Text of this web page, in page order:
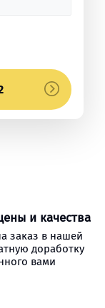
и качества
заказ в нашей
доработку
вами